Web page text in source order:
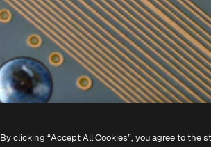
By clicking “Accept All Cookies”, you agree to the